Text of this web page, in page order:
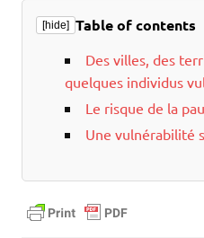
u
e
k
d
i
l
t
a
g
[hide] Table of contents
Des villes, des
quelques individus
Le risque de la
Une vulnérabilité